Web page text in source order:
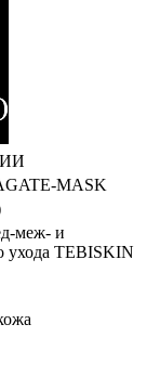
MASK
меж- и
ухода TEBISKIN